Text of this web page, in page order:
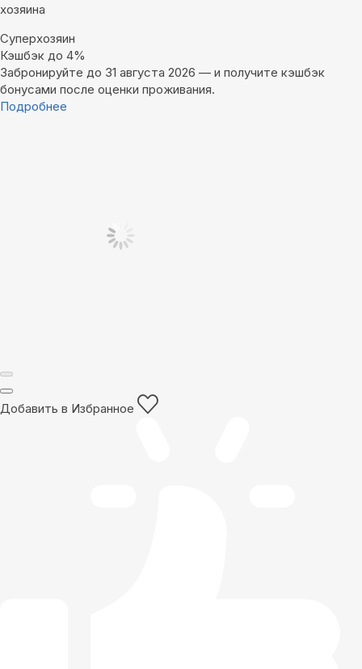
хозяина
Суперхозяин
Кэшбэк до 4%
Забронируйте до 31 августа 2026 — и получите кэшбэк
бонусами после оценки проживания.
Подробнее
Добавить в Избранное